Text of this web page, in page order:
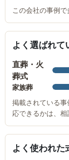
この会社の事例で
よく選ばれて
直葬・火
葬式
家族葬
掲載されている
応できるかは、相
よく使われた